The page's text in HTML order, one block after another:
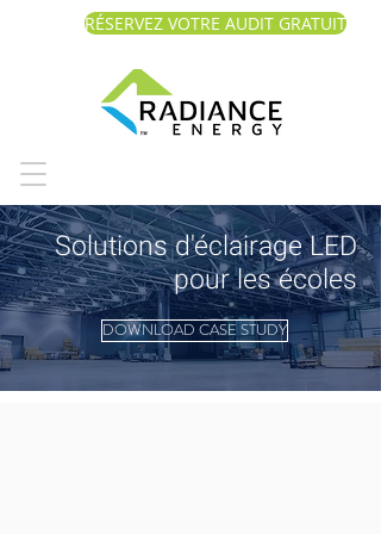
RÉSERVEZ VOTRE AUDIT GRATUIT
Solutions d'éclairage LED
pour les écoles
DOWNLOAD CASE STUDY